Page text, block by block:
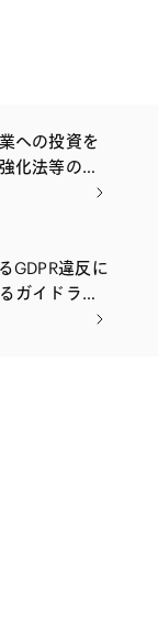
への投資を
化法等の一
―中堅企業関
GDPR違反に
ガイドライ